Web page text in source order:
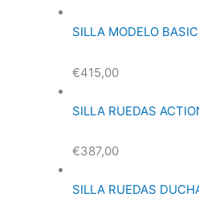
SILLA MODELO
€415,00
SILLA RUEDAS
€387,00
SILLA RUEDAS